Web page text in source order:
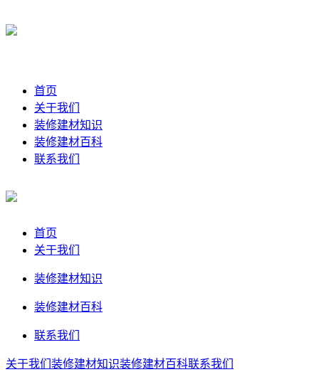
首页
关于我们
装修建材知识
装修建材百科
联系我们
首页
关于我们
装修建材知识
装修建材百科
联系我们
关于我们 装修建材知识装修建材百科联系我们